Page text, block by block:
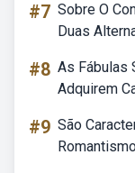
#7 Sobre O
Duas
#8 As Fábulas
Adquirem
#9 São